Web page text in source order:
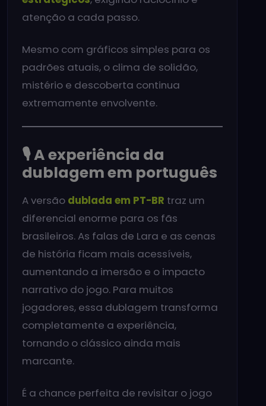
atenção a cada passo.
Mesmo com gráficos simples para os
padrões atuais, o clima de solidão,
mistério e descoberta continua
extremamente envolvente.
🎙️ A experiência da
dublagem em português
A versão dublada em PT-BR traz um
diferencial enorme para os fãs
brasileiros. As falas de Lara e as cenas
de história ficam mais acessíveis,
aumentando a imersão e o impacto
narrativo do jogo. Para muitos
jogadores, essa dublagem transforma
completamente a experiência,
tornando o clássico ainda mais
marcante.
É a chance perfeita de revisitar o jogo